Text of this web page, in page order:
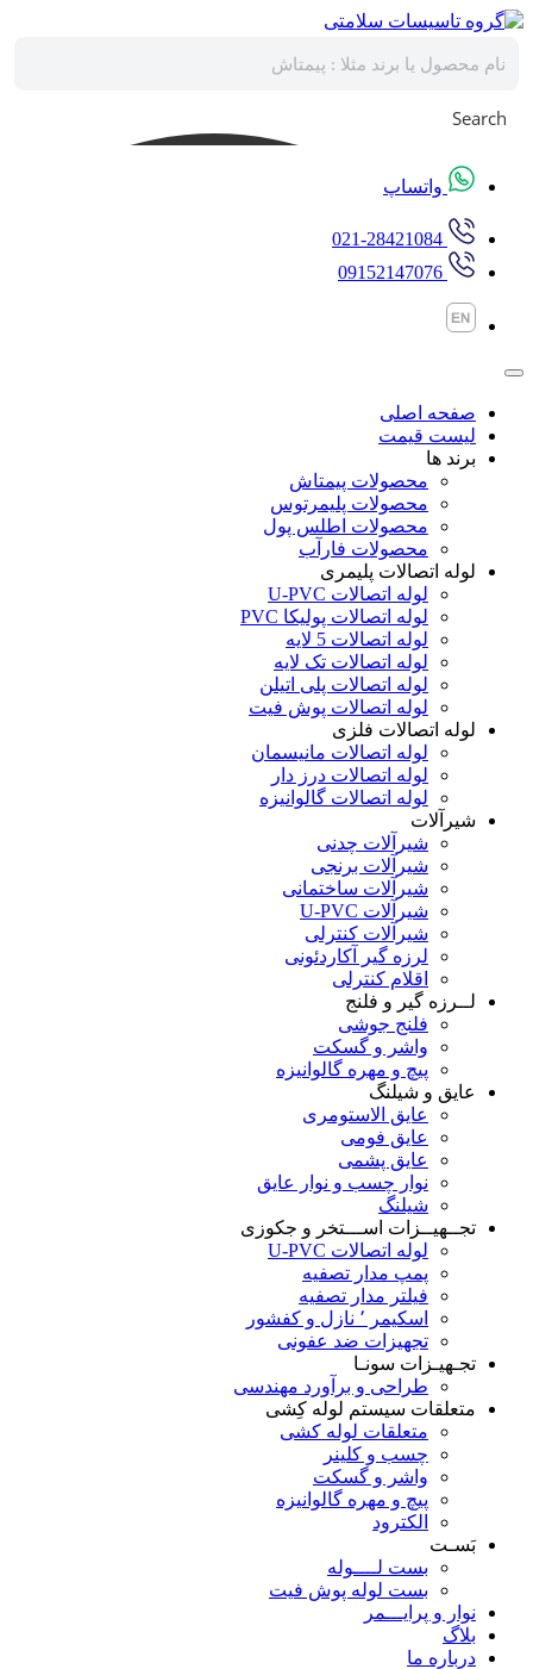
پرش
محتوا
Search
واتساپ
021-28421084
09152147076
صفحه اصلی
لیست قیمت
برند ها
محصولات پیمتاش
محصولات پلیمرتوس
محصولات اطلس پول
محصولات فارآب
لوله اتصالات پلیمری
لوله اتصالات U-PVC
لوله اتصالات پولیکا PVC
لوله اتصالات 5 لایه
لوله اتصالات تک لایه
لوله اتصالات پلی اتیلن
لوله اتصالات پوش فیت
لوله اتصالات فلزی
لوله اتصالات مانیسمان
لوله اتصالات درز دار
لوله اتصالات گالوانیزه
شیرآلات
شیرآلات چدنی
شیرآلات برنجی
شیرآلات ساختمانی
شیرآلات U-PVC
شیرآلات کنترلی
لرزه گیر آکاردئونی
اقلام کنترلی
لــرزه گیر و فلنج
فلنج جوشی
واشر و گسکت
پیچ و مهره گالوانیزه
عایق و شیلنگ
عایق الاستومری
عایق فومی
عایق پشمی
نوار چسب و نوار عایق
شیلنگ
تجــهیــزات اســـتخر و جکوزی
لوله اتصالات U-PVC
پمپ مدار تصفیه
فیلتر مدار تصفیه
اسکیمر ٬ نازل و کفشور
تجهیزات ضد عفونی
تجـهیـزات سونـا
طراحی و برآورد مهندسی
متعلقات سیستم لوله کِشی
متعلقات لوله کشی
چسب و کلینر
واشر و گسکت
پیچ و مهره گالوانیزه
الکترود
بَسـت
بست لــــوله
بست لوله پوش فیت
نوار و پرایـــمر
بلاگ
درباره ما